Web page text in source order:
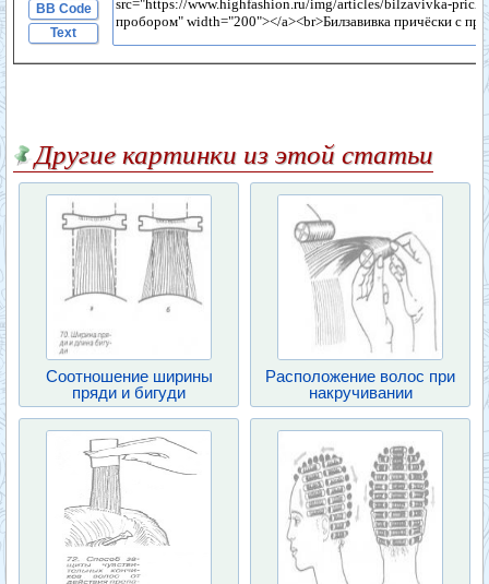
BB Code
Text
Другие картинки из этой статьи
Соотношение ширины
пряди и бигуди
Расположение волос при
накручивании